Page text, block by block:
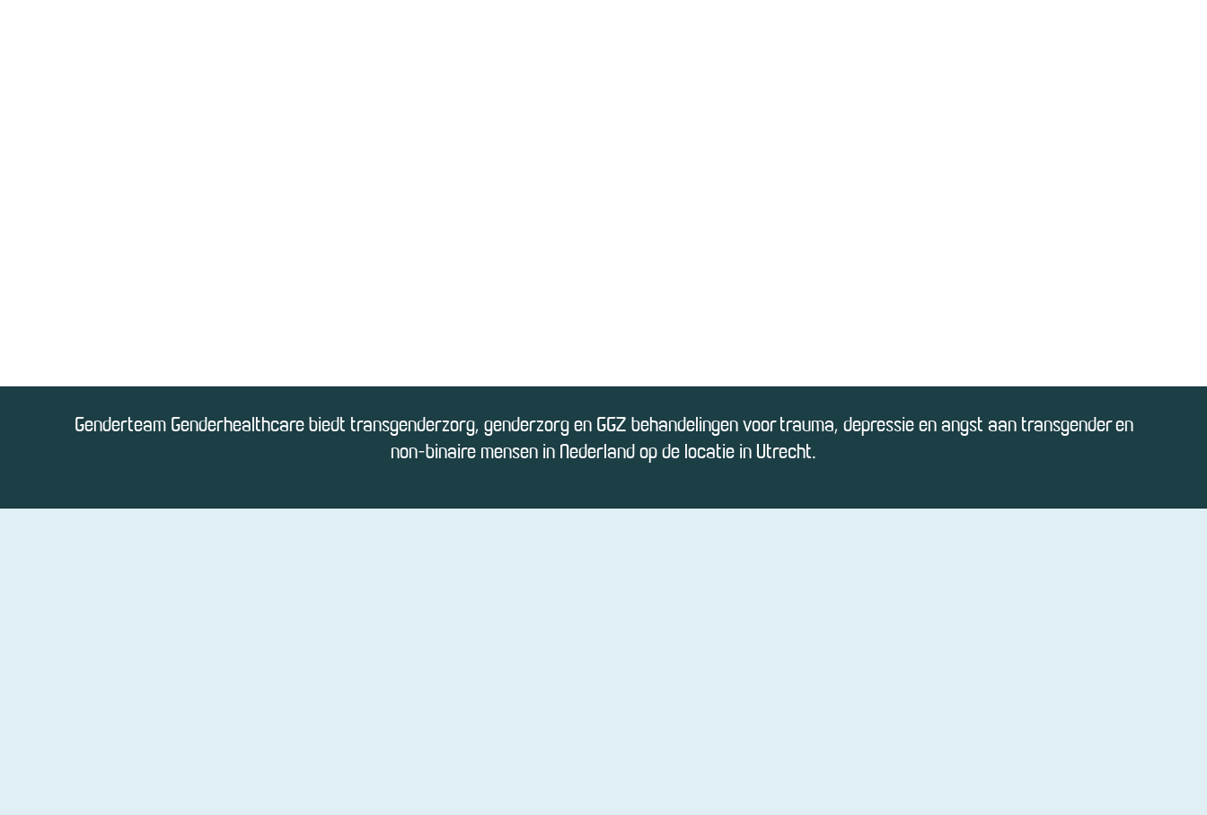
Genderteam Genderhealthcare biedt transgenderzorg, genderzorg en GGZ behandelingen voor trauma, depressie en angst aan transgender en
non-binaire mensen in Nederland op de locatie in Utrecht.